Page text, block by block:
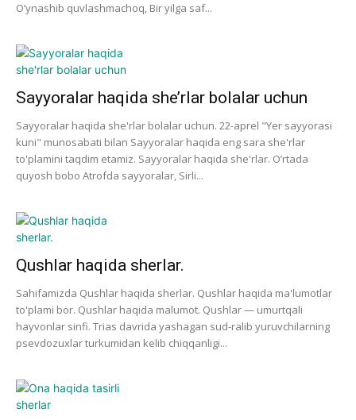
O’ynashib quvlashmachoq, Bir yilga saf...
Sayyoralar haqida she’rlar bolalar uchun
Sayyoralar haqida she'rlar bolalar uchun. 22-aprel "Yer sayyorasi
kuni" munosabati bilan Sayyoralar haqida eng sara she'rlar
to'plamini taqdim etamiz. Sayyoralar haqida she'rlar. O’rtada
quyosh bobo Atrofda sayyoralar, Sirli...
Qushlar haqida sherlar.
Sahifamizda Qushlar haqida sherlar. Qushlar haqida ma'lumotlar
to'plami bor. Qushlar haqida malumot. Qushlar — umurtqali
hayvonlar sinfi. Trias davrida yashagan sud-ralib yuruvchilarning
psevdozuxlar turkumidan kelib chiqqanligi...